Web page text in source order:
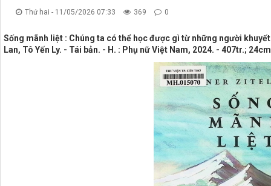
Thứ hai - 11/05/2026 07:33 369 0
Sống mãnh liệt : Chúng ta có thể học được gì từ những người
Lan, Tô Yến Ly. - Tái bản. - H. : Phụ nữ Việt Nam, 2024. - 407tr.; 24cm